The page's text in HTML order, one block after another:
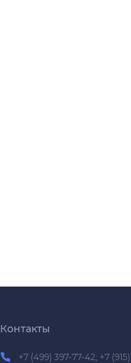
Контакты
+7 (499) 397-77-42; +7